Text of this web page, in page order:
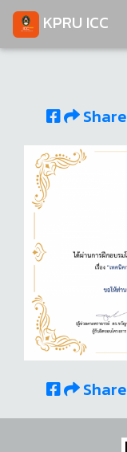
KPRU ICC
Share
Share